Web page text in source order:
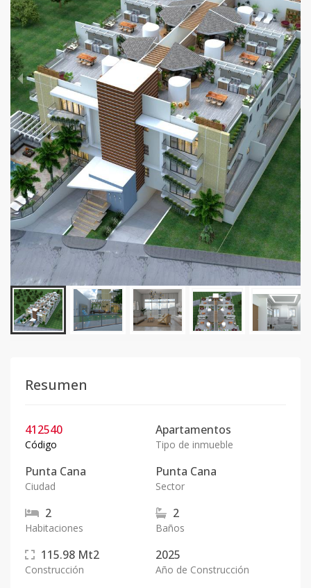
Resumen
412540
Código
Apartamentos
Tipo de inmueble
Punta Cana
Ciudad
Punta Cana
Sector
2
Habitaciones
2
Baños
115.98 Mt2
Construcción
2025
Año de Construcción